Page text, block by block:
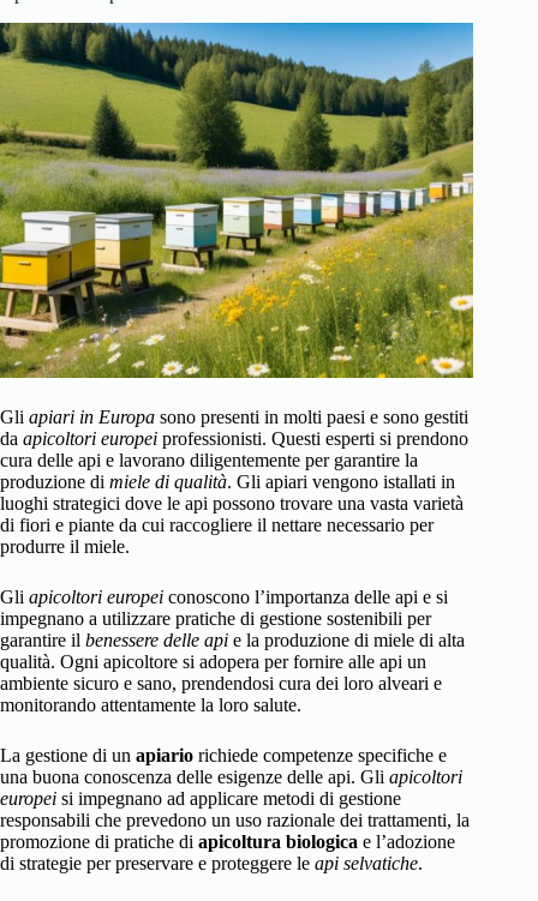
Gli apiari in Europa sono presenti in molti paesi e sono gestiti
da apicoltori europei professionisti. Questi esperti si prendono
cura delle api e lavorano diligentemente per garantire la
produzione di miele di qualità. Gli apiari vengono istallati in
luoghi strategici dove le api possono trovare una vasta varietà
di fiori e piante da cui raccogliere il nettare necessario per
produrre il miele.
Gli apicoltori europei conoscono l’importanza delle api e si
impegnano a utilizzare pratiche di gestione sostenibili per
garantire il benessere delle api e la produzione di miele di alta
qualità. Ogni apicoltore si adopera per fornire alle api un
ambiente sicuro e sano, prendendosi cura dei loro alveari e
monitorando attentamente la loro salute.
La gestione di un apiario richiede competenze specifiche e
una buona conoscenza delle esigenze delle api. Gli apicoltori
europei si impegnano ad applicare metodi di gestione
responsabili che prevedono un uso razionale dei trattamenti, la
promozione di pratiche di apicoltura biologica e l’adozione
di strategie per preservare e proteggere le api selvatiche.